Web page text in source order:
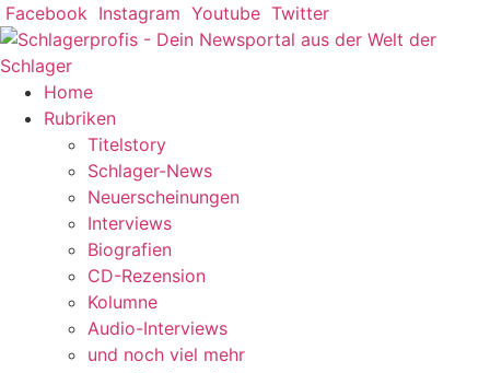
Zum
Inhalt
springen
Facebook Instagram Youtube Twitter
Home
Rubriken
Titelstory
Schlager-News
Neuerscheinungen
Interviews
Biografien
CD-Rezension
Kolumne
Audio-Interviews
und noch viel mehr